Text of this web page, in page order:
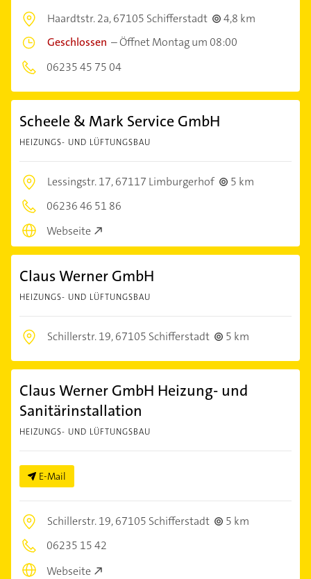
Haardtstr. 2a,67105 Schifferstadt
4,8 km
Geschlossen –Öffnet Montag um 08:00
06235 45 75 04
Scheele & Mark Service GmbH
HEIZUNGS- UND LÜFTUNGSBAU
Lessingstr. 17,67117 Limburgerhof
5 km
06236 46 51 86
Webseite
Claus Werner GmbH
HEIZUNGS- UND LÜFTUNGSBAU
Schillerstr. 19,67105 Schifferstadt 5 km
Claus Werner GmbH Heizung- und
Sanitärinstallation
HEIZUNGS- UND LÜFTUNGSBAU
E-Mail
Schillerstr. 19,67105 Schifferstadt
5 km
06235 15 42
Webseite